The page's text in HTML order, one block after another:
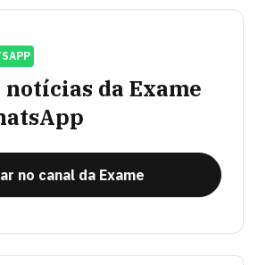
notícias da Exame
no canal da Exame